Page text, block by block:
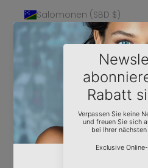
Salomonen (SBD $)
Sambia (EUR €)
Samoa (WST T)
San Marino (EUR €)
São Tomé und
Príncipe (STD Db)
Saudi-Arabien (SAR